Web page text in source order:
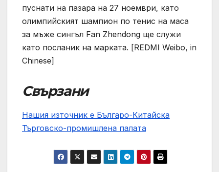
пуснати на пазара на 27 ноември, като
олимпийският шампион по тенис на маса
за мъже сингъл Fan Zhendong ще служи
като посланик на марката. [REDMI Weibo, in
Chinese]
Свързани
Нашия източник е Българо-Китайска
Търговско-промишлена палaта